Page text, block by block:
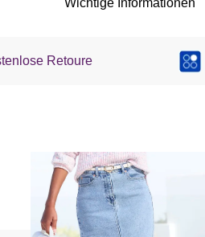
Wichtige Informationen
Retoure